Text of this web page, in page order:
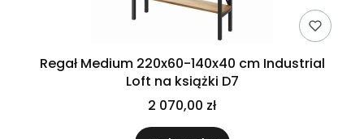
Regał Medium 220x60-140x40 cm Industrial
Loft na książki D7
2 070,00 zł